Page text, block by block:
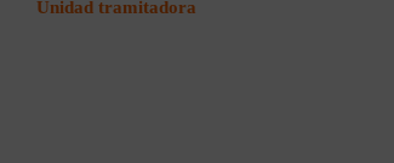
Unidad tramitadora